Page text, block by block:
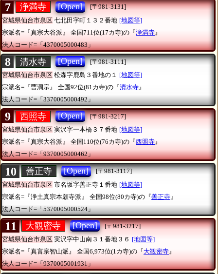
7 浄満寺 [Open]
[〒981-3131]
宮城県仙台市泉区 七北田字町１３２番地 [地図等]
宗派名=『真宗大谷派』
全国711位(17カ寺)の『浄満寺 』
法人コード=「4370005000483」
8 清水寺 [Open]
[〒981-3111]
宮城県仙台市泉区 松森字鹿島３番地の１ [地図等]
宗派名=『曹洞宗』
全国92位(81カ寺)の『清水寺』
法人コード=「3370005000492」
9 西照寺 [Open]
[〒981-3217]
宮城県仙台市泉区 実沢字一本橋３７番地 [地図等]
宗派名=『真宗大谷派』
全国110位(76カ寺)の『西照寺』
法人コード=「9370005000462」
10 善正寺 [Open]
[〒981-3117]
宮城県仙台市泉区 市名坂字善正寺１番地 [地図等]
宗派名=『浄土真宗本願寺派』
全国98位(80カ寺)の『善正寺 』
法人コード=「5370005000524」
11 大観密寺 [Open]
[〒981-3217]
宮城県仙台市泉区 実沢字中山南３１番地３６ [地図等]
宗派名=『真言宗智山派』
全国6,973位(1カ寺)の『大観密寺 』
法人コード=「9370005001931」